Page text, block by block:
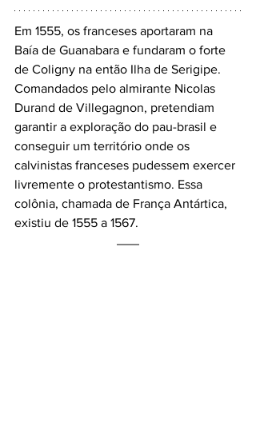
Em 1555, os franceses aportaram na
Baía de Guanabara e fundaram o forte
de Coligny na então Ilha de Serigipe.
Comandados pelo almirante Nicolas
Durand de Villegagnon, pretendiam
garantir a exploração do pau-brasil e
conseguir um território onde os
calvinistas franceses pudessem exercer
livremente o protestantismo. Essa
colônia, chamada de França Antártica,
existiu de 1555 a 1567.